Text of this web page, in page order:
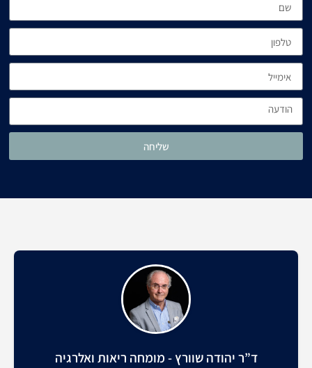
שליחה
ד”ר יהודה שוורץ - מומחה ריאות ואלרגיה